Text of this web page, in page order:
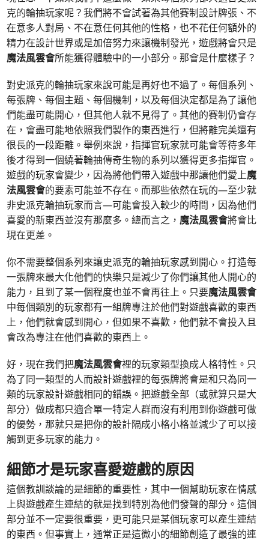
克的輪抽玩家呢？我們將不會試著為其他賽制設計牌張、不
在意多人對局、不在意任何其他的性格，也不花任何額外的
精力在設計世界或是加倍努力來讓機制發光，遊戲將會只是
魔法風雲會所能獲得體驗中的一小部分。那會是什麼樣子？
對史派克的輪抽玩家來說可能是再好也不過了。每個系列、
每張牌、每個主題、每個機制，以及每個決定都是為了讓他
們能盡可能開心，但其他人就不見得了。其他的賽制仍會存
在，會盡可能地依照我們製作的東西進行，但將離完美還有
很長的一段距離。舉例來說，指揮官玩家就可能會等待多年
後才得到一個繞著輪抽傳奇生物的系列以獲得更多指揮官。
遊戲的玩家會變少，因為將他們帶入遊戲中那讓他們愛上魔
法風雲會的要素可能並不存在。而那些依然在玩的—至少就
非史派克輪抽玩家而言—可能會投入較少的時間，因為他們
喜愛的新東西並沒有那麼多。總而言之， 魔法風雲會將會比
現在更差。
你不需要整個系列來讓史派克的輪抽玩家感到開心。打造每
一張牌來最大化他們的快樂只是減少了你們讓其他人開心的
能力，且到了某一個程度也並不會再往上。只要魔法風雲會
中每個類別的玩家都有一組牌專注於他們對遊戲喜歡的東西
上，他們就會感到開心，但如果不喜歡，他們就不會投入且
會改為專注在他們喜歡的東西上。
好，現在我們把魔法風雲會裡的玩家類型換成人格特性。只
為了同一類型的人而設計遊戲裡的每張牌將會是和只為同一
類的玩家設計遊戲相同的錯誤。把遊戲全部（或就算只是大
部分）做成都只適合單一特定人群而沒有利用到你遊戲可做
的優勢，那就只是把你的設計隔成小格小格並減少了可以接
觸到更多玩家的能力。
細節才是玩家喜愛遊戲的原因
這個教訓談論的是細節的重要性，其中一個幫助玩家在情感
上與遊戲產生連結的就是找到特別為他們發聲的部分。這個
部分並不一定要很重要，更可能只是某個玩家可以產生連結
的東西。但事實上，通常正是這微小的細節創造了最強的連